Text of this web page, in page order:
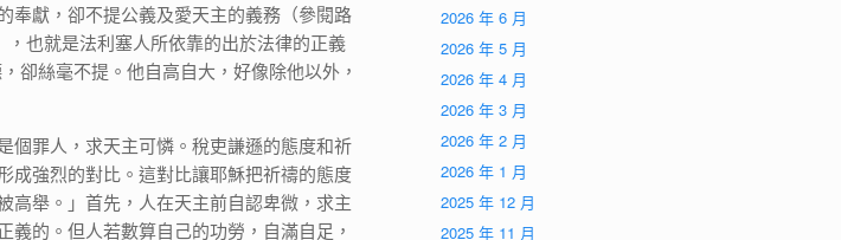
奉獻，卻不提公義及愛天主的義務（參閱路
也就是法利塞人所依靠的出於法律的正義
卻絲毫不提。他自高自大，好像除他以外，
個罪人，求天主可憐。稅吏謙遜的態度和祈
成強烈的對比。這對比讓耶穌把祈禱的態度
高舉。」首先，人在天主前自認卑微，求主
的。但人若數算自己的功勞，自滿自足，
2026 年 6 月
2026 年 5 月
2026 年 4 月
2026 年 3 月
2026 年 2 月
2026 年 1 月
2025 年 12 月
2025 年 11 月